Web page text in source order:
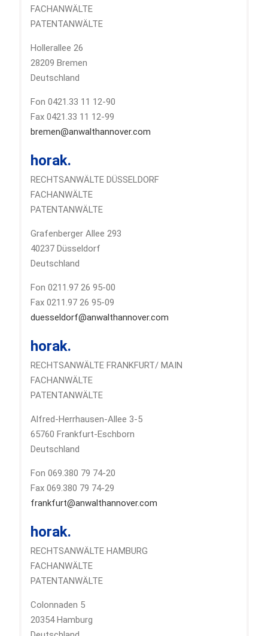
FACHANWÄLTE
PATENTANWÄLTE
Hollerallee 26
28209 Bremen
Deutschland
Fon 0421.33 11 12-90
Fax 0421.33 11 12-99
bremen@anwalthannover.com
horak.
RECHTSANWÄLTE DÜSSELDORF
FACHANWÄLTE
PATENTANWÄLTE
Grafenberger Allee 293
40237 Düsseldorf
Deutschland
Fon 0211.97 26 95-00
Fax 0211.97 26 95-09
duesseldorf@anwalthannover.com
horak.
RECHTSANWÄLTE FRANKFURT/ MAIN
FACHANWÄLTE
PATENTANWÄLTE
Alfred-Herrhausen-Allee 3-5
65760 Frankfurt-Eschborn
Deutschland
Fon 069.380 79 74-20
Fax 069.380 79 74-29
frankfurt@anwalthannover.com
horak.
RECHTSANWÄLTE HAMBURG
FACHANWÄLTE
PATENTANWÄLTE
Colonnaden 5
20354 Hamburg